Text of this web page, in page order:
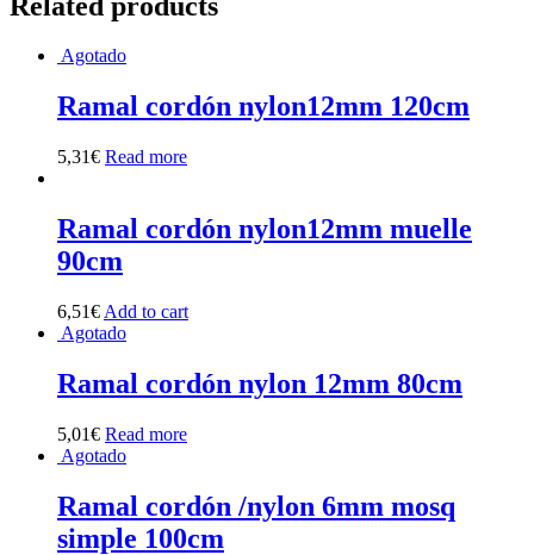
Agotado
Ramal cordón nylon12mm 120cm
5,31€ Read more
Ramal cordón nylon12mm muelle
90cm
6,51€ Add to cart
Agotado
Ramal cordón nylon 12mm 80cm
5,01€ Read more
Agotado
Ramal cordón /nylon 6mm mosq
simple 100cm